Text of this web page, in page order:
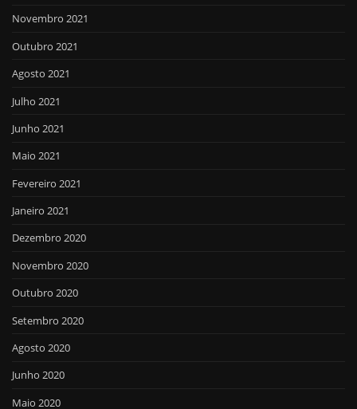
Novembro 2021
Outubro 2021
Agosto 2021
Julho 2021
Junho 2021
Maio 2021
Fevereiro 2021
Janeiro 2021
Dezembro 2020
Novembro 2020
Outubro 2020
Setembro 2020
Agosto 2020
Junho 2020
Maio 2020